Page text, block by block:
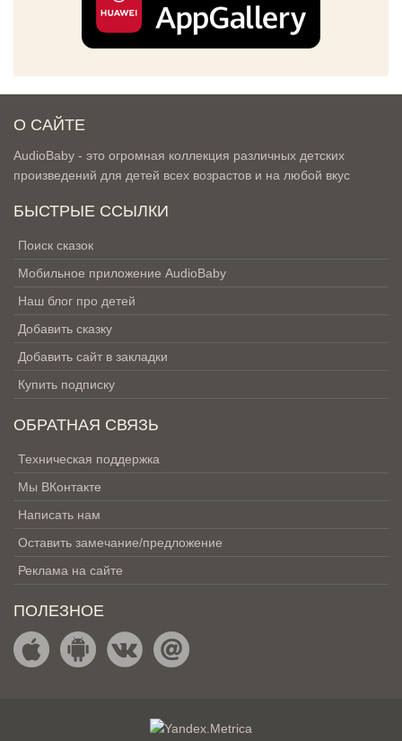
О САЙТЕ
AudioBaby - это огромная коллекция различных детских
произведений для детей всех возрастов и на любой вкус
БЫСТРЫЕ ССЫЛКИ
Поиск сказок
Мобильное приложение AudioBaby
Наш блог про детей
Добавить сказку
Добавить сайт в закладки
Купить подписку
ОБРАТНАЯ СВЯЗЬ
Техническая поддержка
Мы ВКонтакте
Написать нам
Оставить замечание/предложение
Реклама на сайте
ПОЛЕЗНОЕ